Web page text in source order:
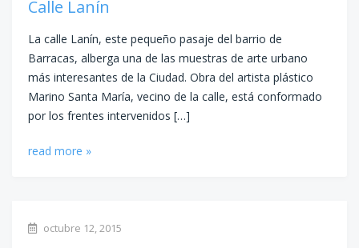
Calle Lanín
La calle Lanín, este pequeño pasaje del barrio de
Barracas, alberga una de las muestras de arte urbano
más interesantes de la Ciudad. Obra del artista plástico
Marino Santa María, vecino de la calle, está conformado
por los frentes intervenidos […]
read more »
octubre 12, 2015